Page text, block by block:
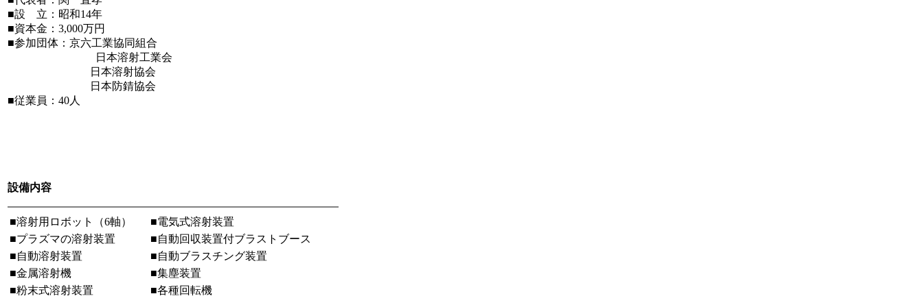
■設 立：昭和14年
■資本金：3,000万円
■参加団体：京六工業協同組合
日本溶射工業会
日本溶射協会
日本防錆協会
■従業員：40人
設備内容
■溶射用ロボット（6軸）
■電気式溶射装置
■プラズマの溶射装置
■自動回収装置付ブラストブース
■自動溶射装置
■自動ブラスチング装置
■金属溶射機
■集塵装置
■粉末式溶射装置
■各種回転機